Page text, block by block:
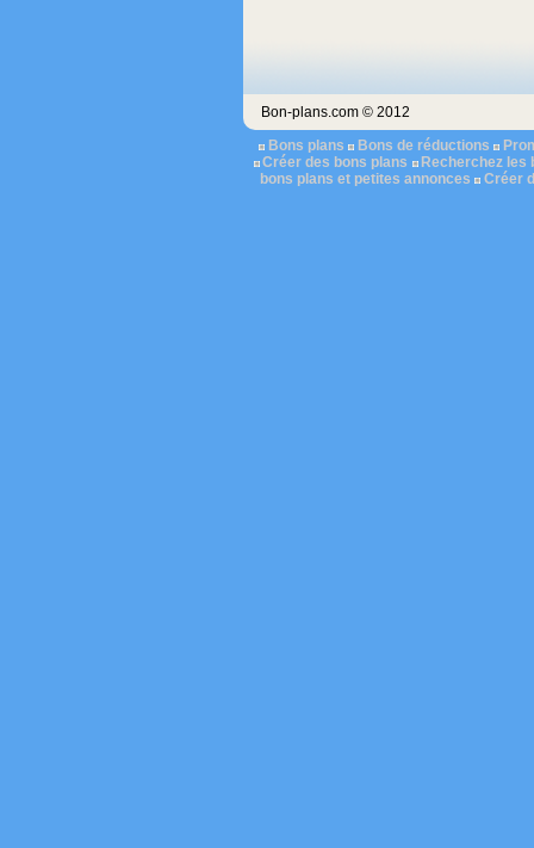
Bon-plans.com © 2012
Bons plans
Bons de réductions
Créer des bons plans
Recherchez les
bons plans et petites annonces
Créer